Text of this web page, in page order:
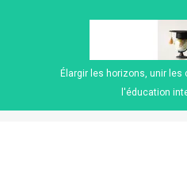
Élargir les horizons, unir
l'éducation